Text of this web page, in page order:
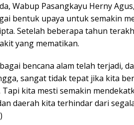
Wabup Pasangkayu Herny
bentuk upaya untuk semakin
Setelah beberapa tahun
yang mematikan.
bencana alam telah terjadi,
sangat tidak tepat jika kita
Tapi kita mesti semakin
daerah kita terhindar dari